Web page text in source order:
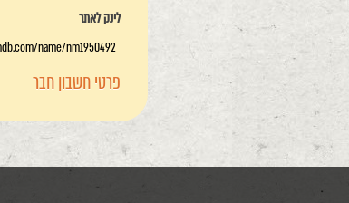
לינק לאתר
name/nm1950492/
פרטי חשבון חבר